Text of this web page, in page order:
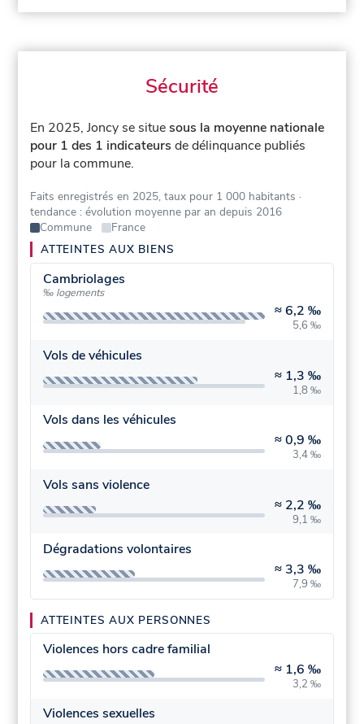
Sécurité
En 2025, Joncy se situesous la moyenne nationale
pour 1 des 1 indicateurs de délinquance publiés
pour la commune.
Faits enregistrés en 2025, taux pour 1 000 habitants ·
tendance : évolution moyenne par an depuis 2016
Commune
France
ATTEINTES AUX BIENS
Cambriolages
‰ logements
≈6,2 ‰
5,6 ‰
Vols de véhicules
≈ 1,3 ‰
1,8 ‰
Vols dans les véhicules
≈0,9 ‰
3,4 ‰
Vols sans violence
≈ 2,2 ‰
9,1 ‰
Dégradations volontaires
≈ 3,3 ‰
7,9 ‰
ATTEINTES AUX PERSONNES
Violences hors cadre familial
≈ 1,6 ‰
3,2 ‰
Violences sexuelles